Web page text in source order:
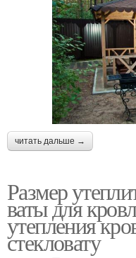
читать дальше →
Размер
ваты для
утепления
стекловату